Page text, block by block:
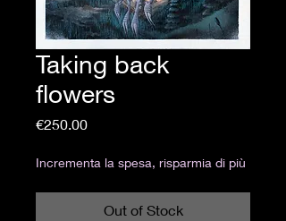
Taking back
flowers
€250.00Price
Incrementa la spesa, risparmia di più
Out of Stock